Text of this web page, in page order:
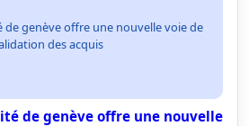
de genève offre une nouvelle voie de
des acquis
de genève offre une nouvelle